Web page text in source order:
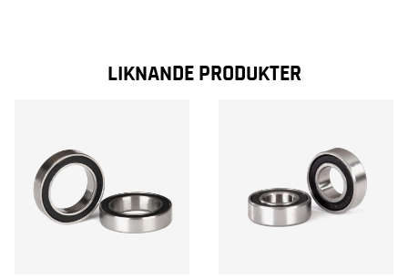
LIKNANDE PRODUKTER